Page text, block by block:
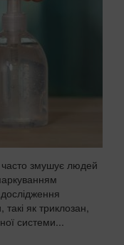
часто змушує людей
як триклозан,
системи...